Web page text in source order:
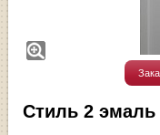
Стиль 2 эмаль